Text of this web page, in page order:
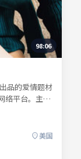
98:06
品的爱情题材
络平台。主演
折的人物命
在本站免费高
美国